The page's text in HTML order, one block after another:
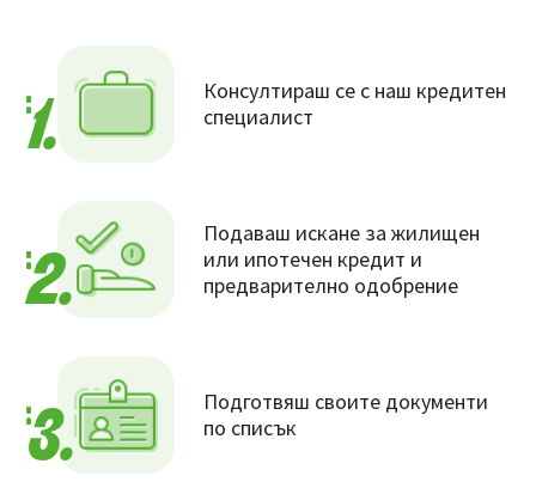
1.
Консултираш се с наш кредитен
специалист
2.
Подаваш искане за жилищен
или ипотечен кредит и
предварително одобрение
3.
Подготвяш своите документи
по списък